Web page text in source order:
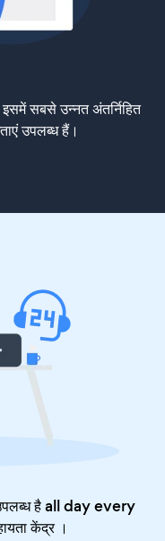
सबसे उन्नत अंतर्निहित
उपलब्ध हैं।
है all day every
केंद्र।